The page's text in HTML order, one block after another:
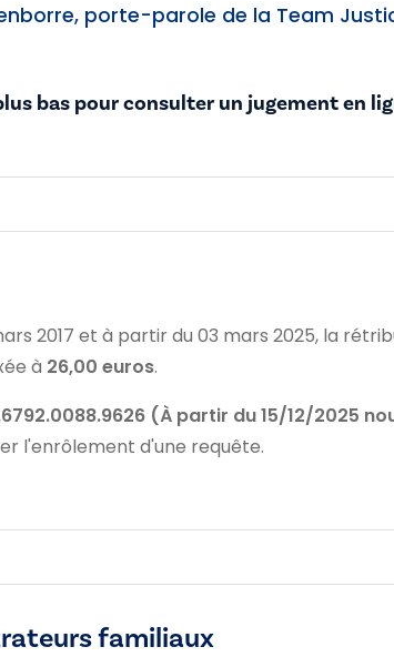
porte-parole de la Team
bas pour consulter un jugement en
2017 et à partir du 03 mars 2025, la
à 26,00 euros.
(À partir du 15/12/2025
l'enrôlement d'une requête.
familiaux